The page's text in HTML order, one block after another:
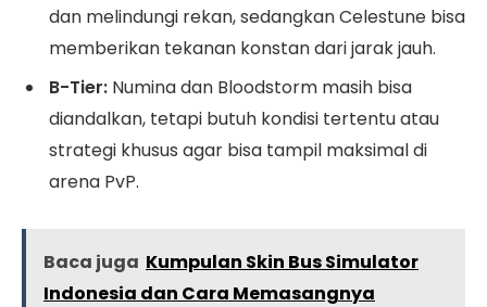
dan melindungi rekan, sedangkan Celestune bisa
memberikan tekanan konstan dari jarak jauh.
B-Tier: Numina dan Bloodstorm masih bisa
diandalkan, tetapi butuh kondisi tertentu atau
strategi khusus agar bisa tampil maksimal di
arena PvP.
Baca juga Kumpulan Skin Bus Simulator
Indonesia dan Cara Memasangnya